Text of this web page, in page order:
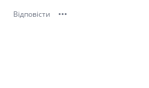
Відповісти •••